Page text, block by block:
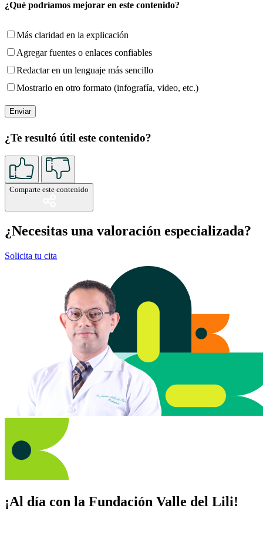
¿Qué podríamos mejorar en este contenido?
Más claridad en la explicación
Agregar fuentes o enlaces confiables
Redactar en un lenguaje más sencillo
Mostrarlo en otro formato (infografía, video, etc.)
¿Te resultó útil este contenido?
Comparte este contenido
¿Necesitas una valoración especializada?
Solicita tu cita
¡Al día con la Fundación Valle del Lili!